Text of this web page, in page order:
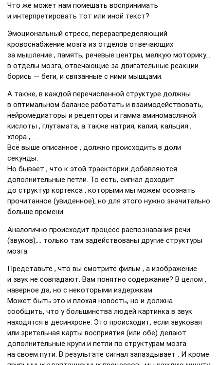
Что же может нам помешать воспринимать
и интерпретировать тот или иной текст?
Эмоциональный стресс, перераспределяющий
кровоснабжение мозга из отделов отвечающих
за мышление , память, речевые центры, мелкую моторику…
в отделы мозга, отвечающие за двигательные реакции
борись — беги, и связанные с ними мышцами.
А также, в каждой перечисленной структуре должны
в оптимальном балансе работать и взаимодействовать,
нейромедиаторы и рецепторы и гамма аминомасляной
кислоты , глутамата, а также натрия, калия, кальция ,
хлора , ….
Всё выше описанное , должно происходить в доли
секунды.
Но бывает , что к этой траектории добавляются
дополнительные петли. То есть, сигнал доходит
до структур кортекса , которыми мы можем осознать
прочитанное (увиденное), но для этого нужно значительно
больше времени.
Аналогично происходит процесс распознавания речи
(звуков),… только там задействованы другие структуры
мозга.
Представьте , что вы смотрите фильм , а изображение
и звук не совпадают. Вам понятно содержание? В целом ,
наверное да, но с некоторыми издержкам.
Может быть это и плохая новость, но и должна
сообщить, что у большинства людей картинка в звук
находятся в десинхроне. Это происходит, если звуковая
или зрительная карты восприятия (или обе) делают
дополнительные круги и петли по структурам мозга
на своем пути. В результате сигнал запаздывает . И кроме